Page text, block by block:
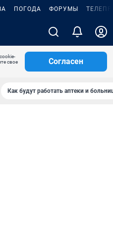
ПОГОДА ФОРУМЫ
свое
Согласен
Как будут работать аптеки и